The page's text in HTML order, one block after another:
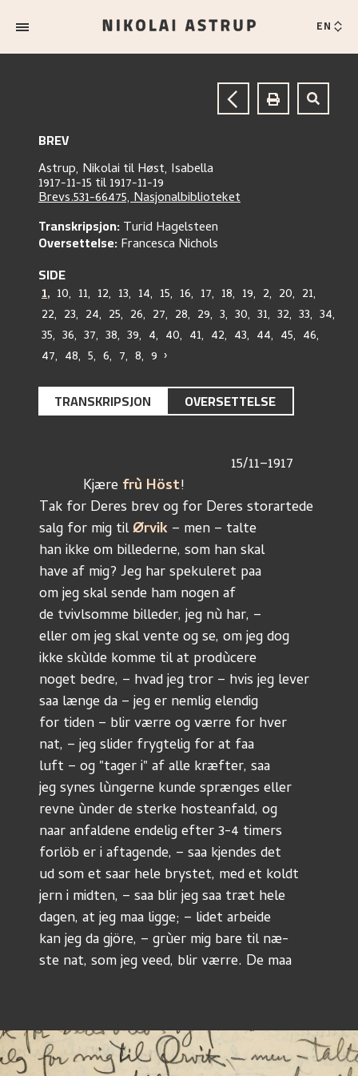
EN
BREV
Astrup, Nikolai tilHøst, Isabella
1917-11-15 til 1917-11-19
Brevs.531-66475, Nasjonalbiblioteket
Transkripsjon:Turid Hagelsteen
Oversettelse:Francesca Nichols
SIDE
1, 10, 11, 12, 13, 14, 15, 16, 17, 18, 19, 2, 20, 21,
22, 23, 24, 25, 26, 27, 28, 29, 3, 30, 31, 32, 33, 34,
35, 36, 37, 38, 39, 4, 40, 41, 42, 43, 44, 45, 46,
47, 48, 5, 6, 7, 8, 9 ›
TRANSKRIPSJON OVERSETTELSE
						15/11–1917
	   Kjære
frù Höst!
Tak for Deres brev og for Deres storartede
salg for mig til Ørvik – men – talte
han ikke om billederne, som han skal
have af mig? Jeg har spekuleret paa
om jeg skal sende ham nogen af
de tvivlsomme billeder, jeg nù har, –
eller om jeg skal vente og se, om jeg dog
ikke skùlde komme til at prodùcere
noget bedre, – hvad jeg tror – hvis jeg lever
saa længe da – jeg er nemlig elendig
for tiden – blir værre og værre for hver
nat, – jeg slider frygtelig for at faa
luft – og "tager i" af alle kræfter, saa
jeg synes lùngerne kunde sprænges eller
revne ùnder de sterke hosteanfald, og
naar anfaldene endelig efter 3-4 timers
forlöb er i aftagende, – saa kjendes det
ud som et saar hele brystet, med et koldt
jern i midten, – saa blir jeg saa træt hele
dagen, at jeg maa ligge; – lidet arbeide
kan jeg da gjöre, – grùer mig bare til næ-
ste nat, som jeg veed, blir værre. De maa